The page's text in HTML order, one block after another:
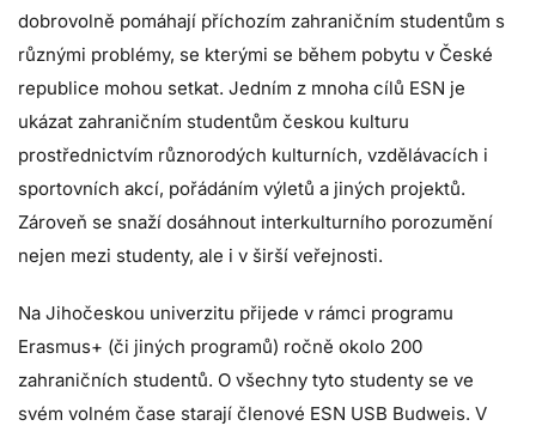
dobrovolně pomáhají příchozím zahraničním studentům s
různými problémy, se kterými se během pobytu v České
republice mohou setkat. Jedním z mnoha cílů ESN je
ukázat zahraničním studentům českou kulturu
prostřednictvím různorodých kulturních, vzdělávacích i
sportovních akcí, pořádáním výletů a jiných projektů.
Zároveň se snaží dosáhnout interkulturního porozumění
nejen mezi studenty, ale i v širší veřejnosti.
Na Jihočeskou univerzitu přijede v rámci programu
Erasmus+ (či jiných programů) ročně okolo 200
zahraničních studentů. O všechny tyto studenty se ve
svém volném čase starají členové ESN USB Budweis. V